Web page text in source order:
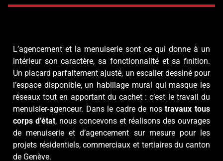
L’agencement et la menuiserie sont ce qui donne à un
intérieur son caractère, sa fonctionnalité et sa finition.
Un placard parfaitement ajusté, un escalier dessiné pour
l’espace disponible, un habillage mural qui masque les
réseaux tout en apportant du cachet : c’est le travail du
menuisier-agenceur. Dans le cadre de nostravaux tous
corps d’état, nous concevons et réalisons des ouvrages
de menuiserie et d’agencement sur mesure pour les
projets résidentiels, commerciaux et tertiaires du canton
de Genève.